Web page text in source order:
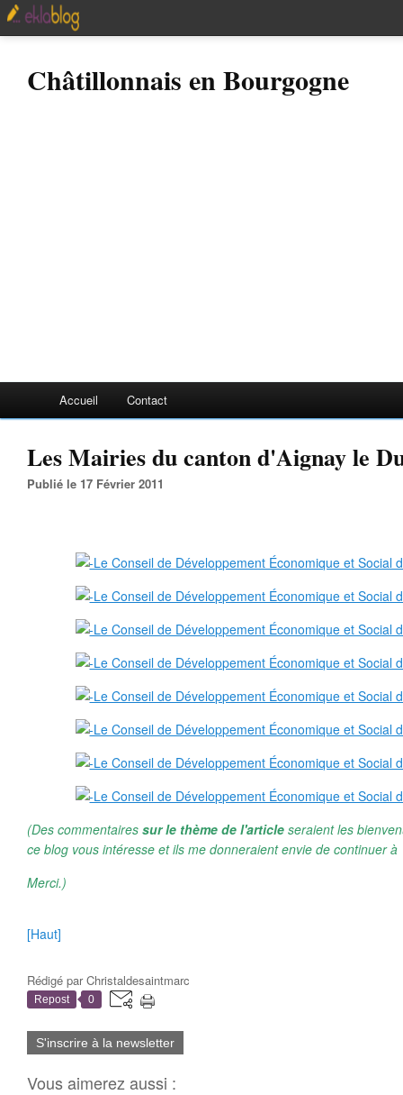
Châtillonnais en Bourgogne
Accueil Contact
Les Mairies du canton d'Aignay le
Publié le 17 Février 2011
(Des commentaires sur le thème de l'article seraient les
ce blog vous intéresse et ils me donneraient envie de continuer
Merci.)
[Haut]
Rédigé parChristaldesaintmarc
Repost 0
S'inscrire à la newsletter
Vous aimerez aussi :